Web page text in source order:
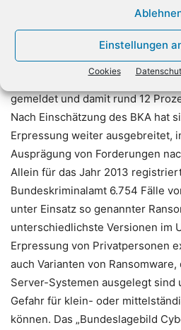
Einstellungen
Cookies
des Bundeskriminalamtes die
diese zu überwinden. Auffällig ist
der Delikte, bei denen das
als Tatmittel registrierte. 2013
gemeldet und damit rund 12
Nach Einschätzung des BKA hat
Erpressung weiter ausgebreitet,
Ausprägung von Forderungen
Allein für das Jahr 2013
Bundeskriminalamt 6.754 Fälle
unter Einsatz so genannter
unterschiedlichste Versionen im
Erpressung von Privatpersonen
auch Varianten von
Server-Systemen ausgelegt sind
Gefahr für klein- oder
können. Das „Bundeslagebild